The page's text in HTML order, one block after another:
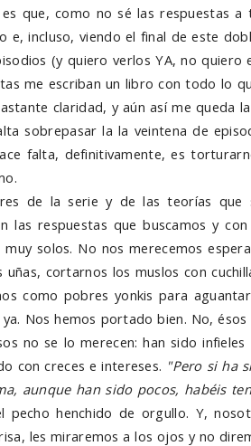
que, como no sé las respuestas
e, incluso, viendo el final de este
(y quiero verlos YA, no quiero
me escriban un libro con todo lo
claridad, y aún así me queda
sobrepasar la la veintena de
falta, definitivamente, es
de la serie y de las teorías que
las respuestas que buscamos y
muy solos. No nos merecemos
uñas, cortarnos los muslos con
como pobres yonkis para
Nos hemos portado bien. No,
no se lo merecen: han sido
con creces e intereses. "Pero si ha
aunque han sido pocos, habéis
pecho henchido de orgullo. Y,
les miraremos a los ojos y no